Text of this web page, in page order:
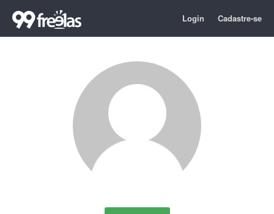
Login Cadastre-se